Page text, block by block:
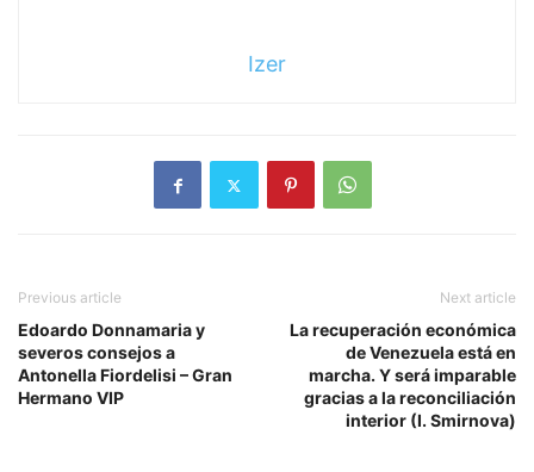
Izer
Previous article
Edoardo Donnamaria y
severos consejos a
Antonella Fiordelisi – Gran
Hermano VIP
Next article
La recuperación económica
de Venezuela está en
marcha. Y será imparable
gracias a la reconciliación
interior (I. Smirnova)